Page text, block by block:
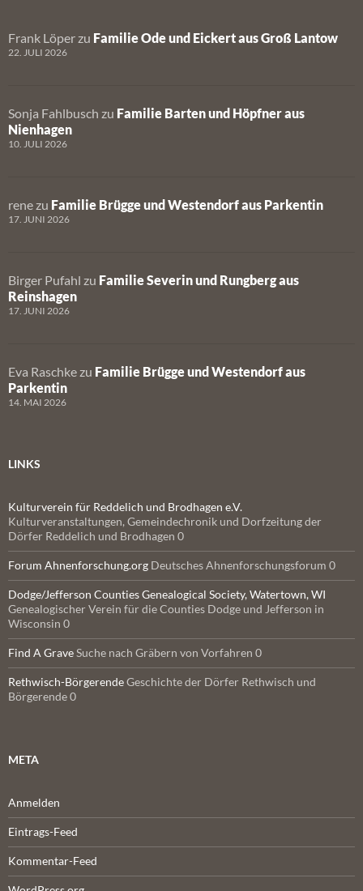
Frank Löper zu Familie Ode und Eickert aus Groß Lantow
22. JULI 2026
Sonja Fahlbusch zu Familie Barten und Höpfner aus
Nienhagen
10. JULI 2026
rene zu Familie Brügge und Westendorf aus Parkentin
17. JUNI 2026
Birger Pufahl zu Familie Severin und Rungberg aus
Reinshagen
17. JUNI 2026
Eva Raschke zu Familie Brügge und Westendorf aus
Parkentin
14. MAI 2026
LINKS
Kulturverein für Reddelich und Brodhagen e.V.
Kulturveranstaltungen, Gemeindechronik und Dorfzeitung der
Dörfer Reddelich und Brodhagen 0
Forum Ahnenforschung.org Deutsches Ahnenforschungsforum 0
Dodge/Jefferson Counties Genealogical Society, Watertown, WI
Genealogischer Verein für die Counties Dodge und Jefferson in
Wisconsin 0
Find A GraveSuche nach Gräbern von Vorfahren 0
Rethwisch-BörgerendeGeschichte der Dörfer Rethwisch und
Börgerende 0
META
Anmelden
Eintrags-Feed
Kommentar-Feed